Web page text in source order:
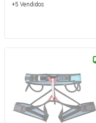
+5 Vendidos